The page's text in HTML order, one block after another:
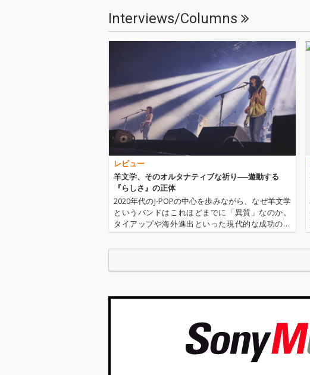
Interviews/Columns
レビュー
羊文学、そのオルタナティブな祈り──遊動する
『らしさ』の正体
2020年代のJ-POPの中心を歩みながら、なぜ羊文学
というバンドはこれほどまでに「異質」なのか。
タイアップや海外進出といった現代的な成功のフ
ォーマットを受け入れつつも、そのサウンドは決